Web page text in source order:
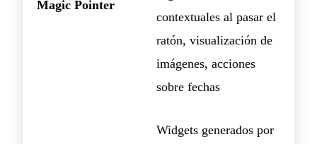
Magic Pointer
contextuales al pasar el
ratón, visualización de
imágenes, acciones
sobre fechas
Widgets generados por